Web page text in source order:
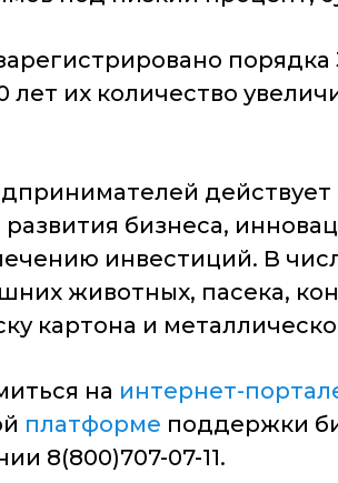
лет их количество
бизнеса,
инвестиций. В
животных, пасека,
картона и
на интернет-
платформе поддержки
8(800)707-07-11.